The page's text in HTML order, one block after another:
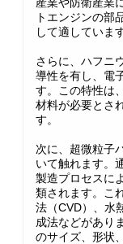
トエンジンの部
して適しています
さらに、ハフニ
導性を有し、電
す。この特性は
材料が必要とさ
す。
次に、超微粒子
いて触れます。
製造プロセスに
類されます。こ
法（CVD）、水
成法などがあり
のサイズ、形状